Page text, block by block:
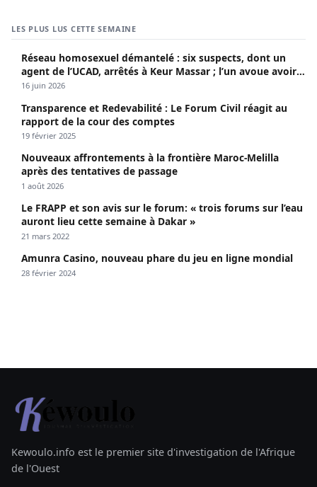
LES PLUS LUS CETTE SEMAINE
Réseau homosexuel démantelé : six suspects, dont un
agent de l’UCAD, arrêtés à Keur Massar ; l’un avoue avoir
propagé le VIH depuis 2018
16 juin 2026
Transparence et Redevabilité : Le Forum Civil réagit au
rapport de la cour des comptes
19 février 2025
Nouveaux affrontements à la frontière Maroc-Melilla
après des tentatives de passage
1 août 2026
Le FRAPP et son avis sur le forum: « trois forums sur l’eau
auront lieu cette semaine à Dakar »
21 mars 2022
Amunra Casino, nouveau phare du jeu en ligne mondial
28 février 2024
Kewoulo.info est le premier site d'investigation de l'Afrique
de l'Ouest